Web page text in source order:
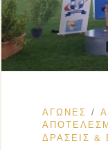
ΑΓΩΝΕΣ
ΔΡΑΣΕΙΣ &